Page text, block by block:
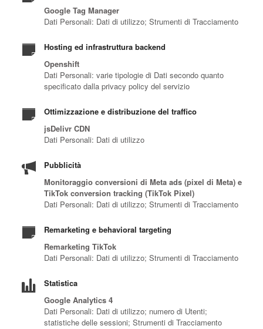
Google Tag Manager
Dati Personali: Dati di utilizzo; Strumenti di Tracciamento
Hosting ed infrastruttura backend
Openshift
Dati Personali: varie tipologie di Dati secondo quanto
specificato dalla privacy policy del servizio
Ottimizzazione e distribuzione del traffico
jsDelivr CDN
Dati Personali: Dati di utilizzo
Pubblicità
Monitoraggio conversioni di Meta ads (pixel di Meta) e
TikTok conversion tracking (TikTok Pixel)
Dati Personali: Dati di utilizzo; Strumenti di Tracciamento
Remarketing e behavioral targeting
Remarketing TikTok
Dati Personali: Dati di utilizzo; Strumenti di Tracciamento
Statistica
Google Analytics 4
Dati Personali: Dati di utilizzo; numero di Utenti;
statistiche delle sessioni; Strumenti di Tracciamento